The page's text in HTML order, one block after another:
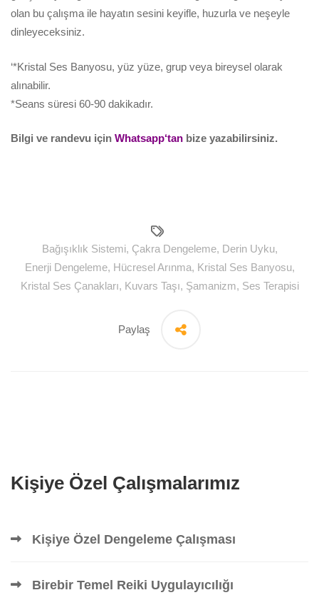
Kişiye Özel Çalışmalarımız
Kişiye Özel Dengeleme Çalışması
Birebir Temel Reiki Uygulayıcılığı
olan bu çalışma ile hayatın sesini keyifle, huzurla ve neşeyle
dinleyeceksiniz.
‘*Kristal Ses Banyosu, yüz yüze, grup veya bireysel olarak
alınabilir.
*Seans süresi 60-90 dakikadır.
Bilgi ve randevu için Whatsapp‘tan bize yazabilirsiniz.
Bağışıklık Sistemi, Çakra Dengeleme, Derin Uyku,
Enerji Dengeleme, Hücresel Arınma, Kristal Ses Banyosu,
Kristal Ses Çanakları, Kuvars Taşı, Şamanizm, Ses Terapisi
Paylaş